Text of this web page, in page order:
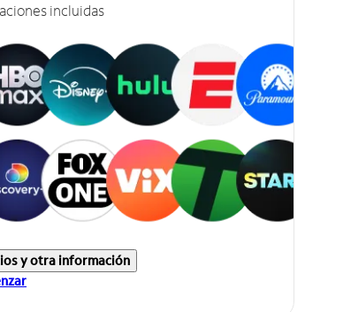
incluidas
y otra información